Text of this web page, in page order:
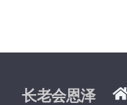
长老会恩泽